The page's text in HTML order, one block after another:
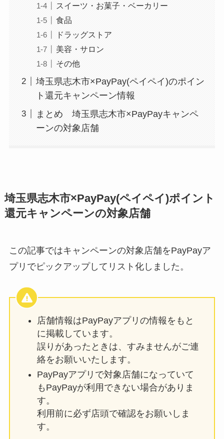
スイーツ・お菓子・ベーカリー
食品
ドラッグストア
美容・サロン
その他
埼玉県志木市×PayPay(ペイペイ)のポイン
ト還元キャンペーン情報
まとめ 埼玉県志木市×PayPayキャンペ
ーンの対象店舗
埼玉県志木市×PayPay(ペイペイ)ポイント
還元キャンペーンの対象店舗
この記事ではキャンペーンの対象店舗をPayPayア
プリでピックアップしてリスト化しました。
店舗情報はPayPayアプリの情報をもと
に掲載しています。
誤りがあったときは、すみませんがご連
絡をお願いいたします。
PayPayアプリで対象店舗になっていて
もPayPayが利用できない場合がありま
す。
利用前に必ず店頭で確認をお願いしま
す。